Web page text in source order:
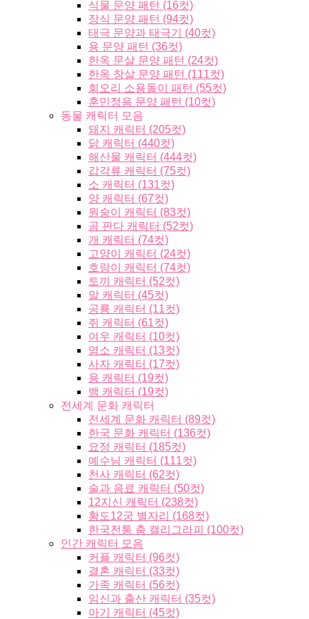
식물 문양 패턴 (16컷)
장식 문양 패턴 (94컷)
태극 문양과 태극기 (40컷)
용 문양 패턴 (36컷)
한옥 문살 문양 패턴 (24컷)
한옥 창살 문양 패턴 (111컷)
회오리 소용돌이 패턴 (55컷)
훈민정음 문양 패턴 (10컷)
동물 캐릭터 모음
돼지 캐릭터 (205컷)
닭 캐릭터 (440컷)
해산물 캐릭터 (444컷)
갑각류 캐릭터 (75컷)
소 캐릭터 (131컷)
양 캐릭터 (67컷)
원숭이 캐릭터 (83컷)
곰 판다 캐릭터 (52컷)
개 캐릭터 (74컷)
고양이 캐릭터 (24컷)
호랑이 캐릭터 (74컷)
토끼 캐릭터 (52컷)
말 캐릭터 (45컷)
공룡 캐릭터 (11컷)
쥐 캐릭터 (61컷)
여우 캐릭터 (10컷)
염소 캐릭터 (13컷)
사자 캐릭터 (17컷)
용 캐릭터 (19컷)
뱀 캐릭터 (19컷)
전세계 문화 캐릭터
전세계 문화 캐릭터 (89컷)
한국 문화 캐릭터 (136컷)
요정 캐릭터 (185컷)
예수님 캐릭터 (111컷)
천사 캐릭터 (62컷)
술과 음료 캐릭터 (50컷)
12지신 캐릭터 (238컷)
황도12궁 별자리 (168컷)
한국전통 춤 캘리그라피 (100컷)
인간 캐릭터 모음
커플 캐릭터 (96컷)
결혼 캐릭터 (33컷)
가족 캐릭터 (56컷)
임신과 출산 캐릭터 (35컷)
아기 캐릭터 (45컷)